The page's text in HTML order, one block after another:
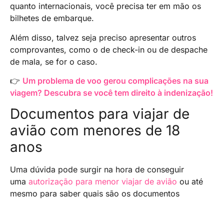
quanto internacionais, você precisa ter em mão os
bilhetes de embarque.
Além disso, talvez seja preciso apresentar outros
comprovantes, como o de check-in ou de despache
de mala, se for o caso.
👉 Um problema de voo gerou complicações na sua
viagem? Descubra se você tem direito à indenização!
Documentos para viajar de
avião com menores de 18
anos
Uma dúvida pode surgir na hora de conseguir
uma autorização para menor viajar de avião ou até
mesmo para saber quais são os documentos